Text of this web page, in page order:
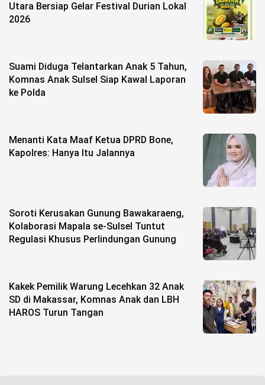
Utara Bersiap Gelar Festival Durian Lokal
2026
Suami Diduga Telantarkan Anak 5 Tahun,
Komnas Anak Sulsel Siap Kawal Laporan
ke Polda
Menanti Kata Maaf Ketua DPRD Bone,
Kapolres: Hanya Itu Jalannya
Soroti Kerusakan Gunung Bawakaraeng,
Kolaborasi Mapala se-Sulsel Tuntut
Regulasi Khusus Perlindungan Gunung
Kakek Pemilik Warung Lecehkan 32 Anak
SD di Makassar, Komnas Anak dan LBH
HAROS Turun Tangan